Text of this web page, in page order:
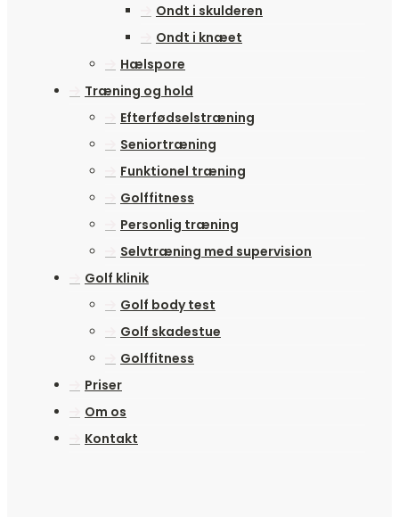
Ondt i skulderen
Ondt i knæet
Hælspore
Træning og hold
Efterfødselstræning
Seniortræning
Funktionel træning
Golffitness
Personlig træning
Selvtræning med supervision
Golf klinik
Golf body test
Golf skadestue
Golffitness
Priser
Om os
Kontakt